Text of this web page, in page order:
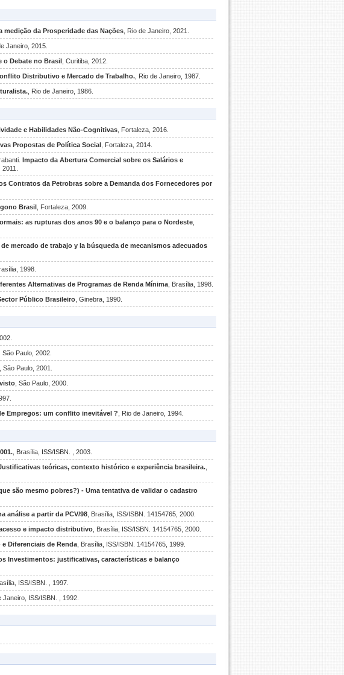
medição da Prosperidade das Nações , Rio de Janeiro, 2021.
Janeiro, 2015.
o Debate no Brasil , Curitiba, 2012.
Distributivo e Mercado de Trabalho. , Rio de Janeiro, 1987.
, Rio de Janeiro, 1986.
e Habilidades Não-Cognitivas , Fortaleza, 2016.
Propostas de Política Social , Fortaleza, 2014.
Impacto da Abertura Comercial sobre os Salários e
2011.
Contratos da Petrobras sobre a Demanda dos Fornecedores por
Brasil , Fortaleza, 2009.
as rupturas dos anos 90 e o balanço para o Nordeste
mercado de trabajo y la búsqueda de mecanismos adecuados
1998.
Alternativas de Programas de Renda Mínima , Brasília, 1998.
Público Brasileiro , Ginebra, 1990.
, São Paulo, 2002.
, São Paulo, 2001.
, São Paulo, 2000.
Empregos: um conflito inevitável ? , Rio de Janeiro, 1994.
, Brasília, ISS/ISBN. , 2003.
teóricas, contexto histórico e experiência brasileira.
são mesmo pobres?) - Uma tentativa de validar o cadastro
análise a partir da PCV/98 , Brasília, ISS/ISBN. 14154765, 2000.
e impacto distributivo , Brasília, ISS/ISBN. 14154765, 2000.
Diferenciais de Renda , Brasília, ISS/ISBN. 14154765, 1999.
Investimentos: justificativas, características e balanço
ISS/ISBN. , 1997.
Janeiro, ISS/ISBN. , 1992.